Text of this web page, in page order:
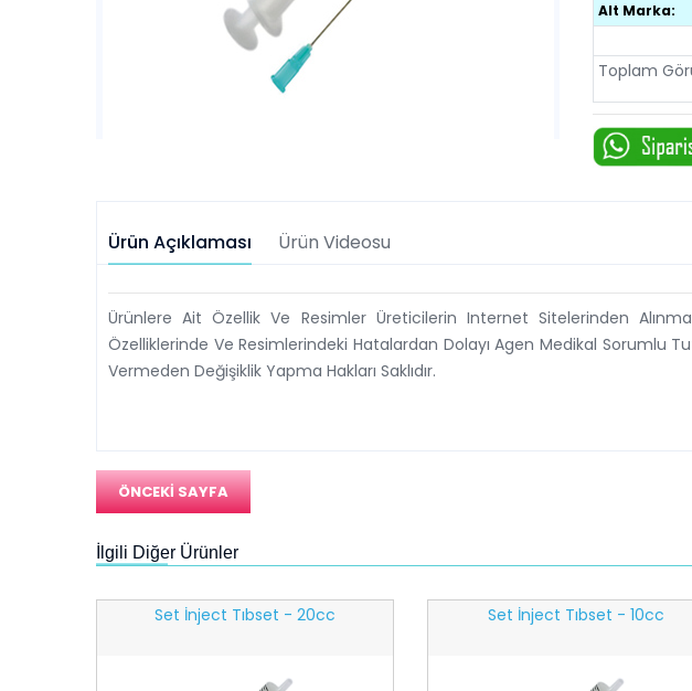
Alt Marka:
Toplam
Ürün Açıklaması Ürün Videosu
Ürünlere Ait Özellik Ve Resimler Üreticilerin Internet Sitelerinden
Özelliklerinde Ve Resimlerindeki Hatalardan Dolayı Agen Medikal Sorumlu
Vermeden Değişiklik Yapma Hakları Saklıdır.
ÖNCEKİ SAYFA
İlgili Diğer Ürünler
Set İnject Tıbset - 20cc Set İnject Tıbset - 10cc